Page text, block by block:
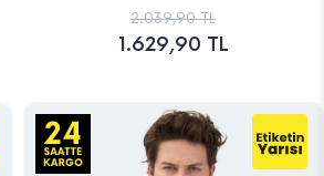
2.039,90 TL
1.629,90 TL